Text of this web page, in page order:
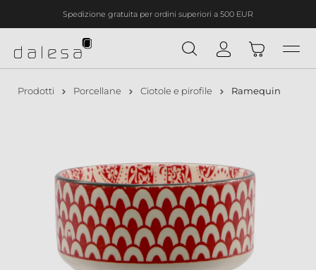
principaleSpedizione gratuita per ordini superiori a 500 EUR
Prodotti Porcellane Ciotole e pirofile Ramequin